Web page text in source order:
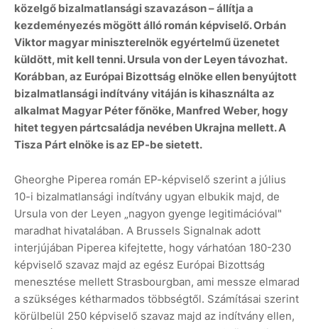
közelgő bizalmatlansági szavazáson – állítja a
kezdeményezés mögött álló román képviselő. Orbán
Viktor magyar miniszterelnök egyértelmű üzenetet
küldött, mit kell tenni. Ursula von der Leyen távozhat.
Korábban, az Európai Bizottság elnöke ellen benyújtott
bizalmatlansági indítvány vitáján is kihasználta az
alkalmat Magyar Péter főnöke, Manfred Weber, hogy
hitet tegyen pártcsaládja nevében Ukrajna mellett. A
Tisza Párt elnöke is az EP-be sietett.
Gheorghe Piperea román EP-képviselő szerint a július
10-i bizalmatlansági indítvány ugyan elbukik majd, de
Ursula von der Leyen „nagyon gyenge legitimációval"
maradhat hivatalában. A Brussels Signalnak adott
interjújában Piperea kifejtette, hogy várhatóan 180-230
képviselő szavaz majd az egész Európai Bizottság
menesztése mellett Strasbourgban, ami messze elmarad
a szükséges kétharmados többségtől. Számításai szerint
körülbelül 250 képviselő szavaz majd az indítvány ellen,